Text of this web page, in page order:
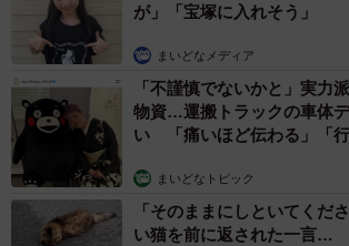
が」「宝塚に入れそう」
まいどなメディア
「不謹慎でないかと」実力
物資…運搬トラックの車体
い 「痛いほど伝わる」「行
まいどなトピック
「そのままにしといてくだ
い猫を前に返された一言…